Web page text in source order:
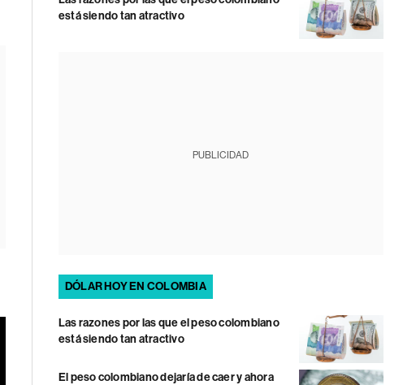
está siendo tan atractivo
PUBLICIDAD
DÓLAR HOY EN COLOMBIA
Las razones por las que el peso colombiano
está siendo tan atractivo
El peso colombiano dejaría de caer y ahora